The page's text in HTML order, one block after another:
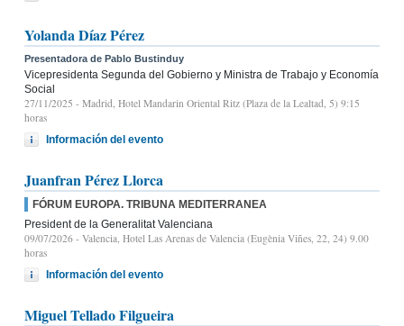
Yolanda Díaz Pérez
Presentadora de Pablo Bustinduy
Vicepresidenta Segunda del Gobierno y Ministra de Trabajo y Economía
Social
27/11/2025 - Madrid, Hotel Mandarin Oriental Ritz (Plaza de la Lealtad, 5) 9:15
horas
Información del evento
Juanfran Pérez Llorca
FÓRUM EUROPA. TRIBUNA MEDITERRANEA
President de la Generalitat Valenciana
09/07/2026 - Valencia, Hotel Las Arenas de Valencia (Eugènia Viñes, 22, 24) 9.00
horas
Información del evento
Miguel Tellado Filgueira